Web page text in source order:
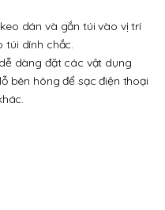
dán và gắn túi vào vị trí
túi dính chắc.
dàng đặt các vật dụng
bên hông để sạc điện thoại